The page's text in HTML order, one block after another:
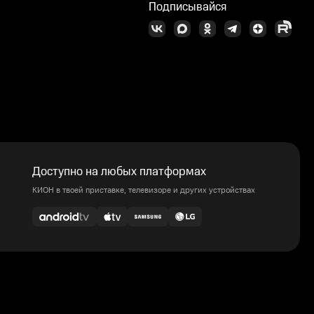
Подписывайся
Доступно на любых платформах
КИОН в твоей приставке, телевизоре и других устройствах